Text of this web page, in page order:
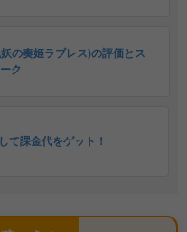
の奏姫ラブレス)の評価とス
ク
て課金代をゲット！